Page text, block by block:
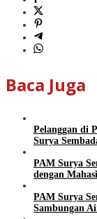
Baca Juga
Pelanggan di
Surya
PAM Surya
dengan
PAM Surya
Sambungan